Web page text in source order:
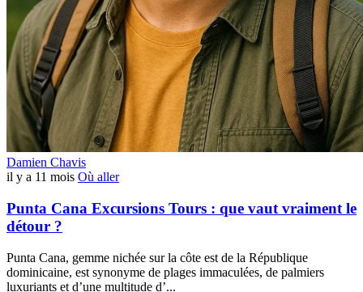
Damien Chavis
il y a 11 mois Où aller
Punta Cana Excursions Tours : que vaut vraiment le
détour ?
Punta Cana, gemme nichée sur la côte est de la République
dominicaine, est synonyme de plages immaculées, de palmiers
luxuriants et d’une multitude d’...